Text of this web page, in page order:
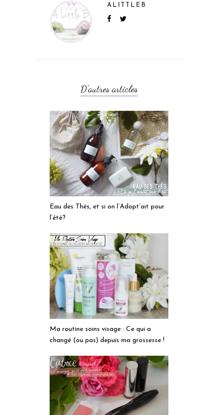
ALITTLEB
D'autres articles
Eau des Thés, et si on l’Adopt’ait pour
l’été?
Ma routine soins visage : Ce qui a
changé (ou pas) depuis ma grossesse !